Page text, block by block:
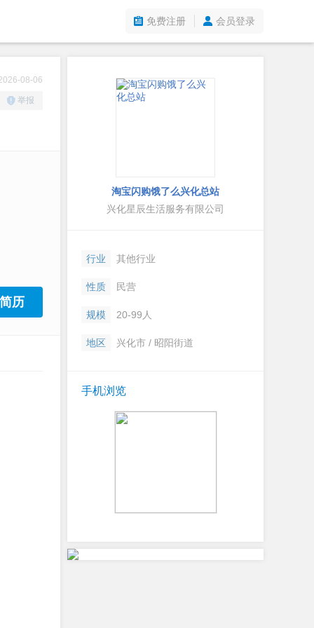
免费注册 会员登录
08-06
举报
历
淘宝闪购饿了么兴化总站
兴化星辰生活服务有限公司
行业 其他行业
性质 民营
规模 20-99人
地区 兴化市 / 昭阳街道
手机浏览